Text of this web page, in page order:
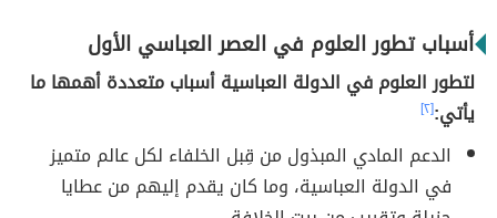
أسباب تطور العلوم في العصر العباسي الأول
لتطور العلوم في الدولة العباسية أسباب متعددة أهمها ما
يأتي:[٢]
الدعم المادي المبذول من قِبل الخلفاء لكل عالم متميز
في الدولة العباسية، وما كان يقدم إليهم من عطايا